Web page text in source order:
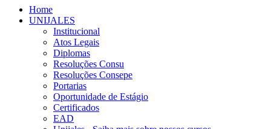
Home
UNIJALES
Institucional
Atos Legais
Diplomas
Resoluções Consu
Resoluções Consepe
Portarias
Oportunidade de Estágio
Certificados
EAD